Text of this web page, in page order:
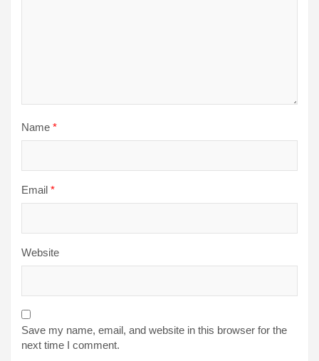
Name *
Email *
Website
Save my name, email, and website in this browser for the
next time I comment.